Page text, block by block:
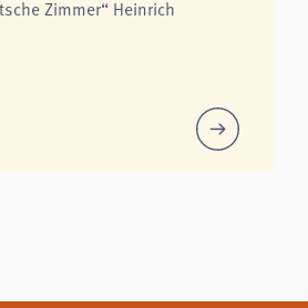
Zimmer“ Heinrich